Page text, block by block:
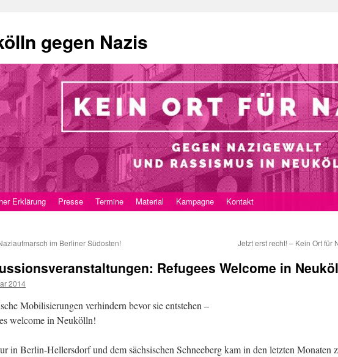
gegen Nazis
Erklärung Presse Termine Material Kampagne Kontakt
im Berliner Südosten! Jetzt erst recht! – Kein Ort für
Refugees Welcome in
2014
Mobilisierungen verhindern bevor sie entstehen –
welcome in Neukölln!
in Berlin-Hellersdorf und dem sächsischen Schneeberg kam in den letzten Monaten